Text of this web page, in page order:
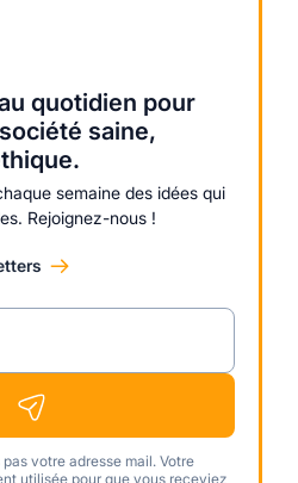
quotidien pour
saine,
semaine des idées qui
Rejoignez-nous !
votre adresse mail. Votre
utilisée pour que vous receviez